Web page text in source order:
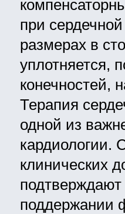
при
размерах в
уплотняется,
конечностей,
Терапия
одной из
кардиологии.
клинических
поддержании